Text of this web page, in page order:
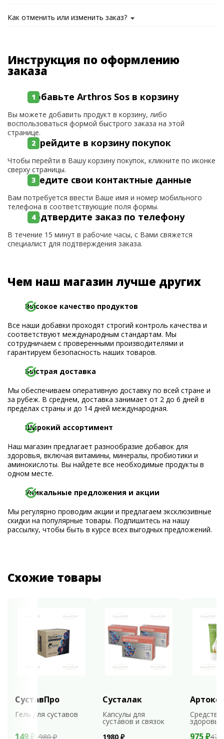
Как отменить или изменить заказ?
Инструкция по оформлению
заказа
Добавьте Arthros Sos в корзину
Вы можете добавить продукт в корзину, либо
воспользоваться формой быстрого заказа на этой
странице.
Перейдите в корзину покупок
Чтобы перейти в Вашу корзину покупок, кликните по иконке
сверху страницы.
Введите свои контактные данные
Вам потребуется ввести Ваше имя и номер мобильного
телефона в соответствующие поля формы.
Подтвердите заказ по телефону
В течение 15 минут в рабочие часы, с Вами свяжется
специалист для подтверждения заказа.
Чем наш магазин лучше других
Высокое качество продуктов
Все наши добавки проходят строгий контроль качества и
соответствуют международным стандартам. Мы
сотрудничаем с проверенными производителями и
гарантируем безопасность наших товаров.
Быстрая доставка
Мы обеспечиваем оперативную доставку по всей стране и
за рубеж. В среднем, доставка занимает от 2 до 6 дней в
пределах страны и до 14 дней международная.
Широкий ассортимент
Наш магазин предлагает разнообразие добавок для
здоровья, включая витамины, минералы, пробиотики и
аминокислоты. Вы найдете все необходимые продукты в
одном месте.
Уникальные предложения и акции
Мы регулярно проводим акции и предлагаем эксклюзивные
скидки на популярные товары. Подпишитесь на нашу
рассылку, чтобы быть в курсе всех выгодных предложений.
Схожие товары
СуставПро
Гель для суставов
149 ₽ 1980 ₽
Сусталак
Капсулы для
суставов и связок
1980 ₽
Артокс
здоровья
975 ₽